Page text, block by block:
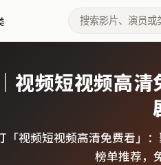
视频短视频高
「视频短视频高清免费看 」
榜单推荐，